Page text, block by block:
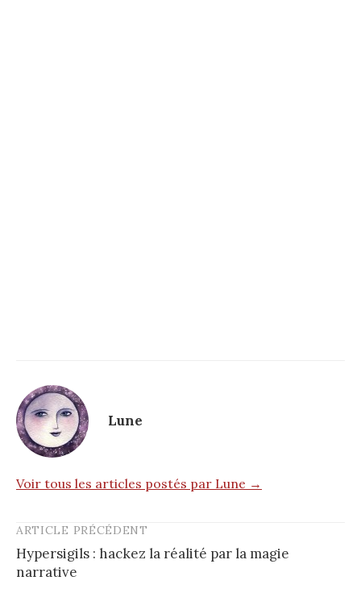
Lune
Voir tous les articles postés par Lune →
Post
navigation
ARTICLE PRÉCÉDENT
Hypersigils : hackez la réalité par la magie
narrative